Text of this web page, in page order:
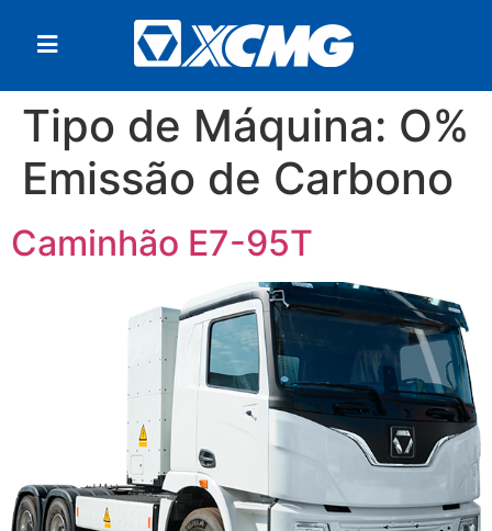
Tipo de Máquina: O%
Emissão de Carbono
Caminhão E7-95T